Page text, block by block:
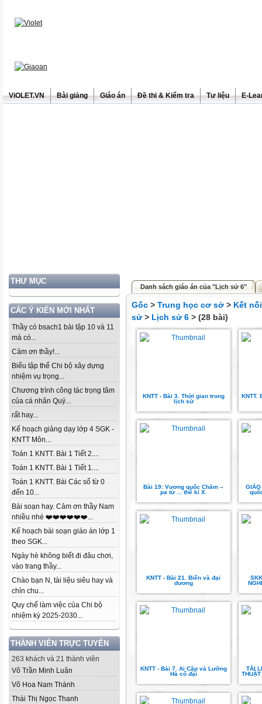
ViOLET.VN Bài giảng Giáo án Đề thi & Kiểm tra Tư liệu E-
THƯ MỤC
CÁC Ý KIẾN MỚI NHẤT
Thầy có bsach1 bài tập 10 và 11
mà có...
Cảm ơn thầy!...
Biểu tập thể Chi bộ xây dựng
nhiệm vụ trọng...
Chương trình công tác trọng tâm
của cá nhân Quý...
rất hay...
Kế hoạch giảng dạy lớp 4 SGK -
KNTT Môn...
Toán 1 KNTT. Bài 1 Tiết 2....
Toán 1 KNTT. Bài 1 Tiết 1....
Toán 1 KNTT. Bài Các số từ 0
đến 10...
Bài soạn hay. Cảm ơn thầy Nam
nhiều nhé ❤️❤️❤️❤️❤️❤️...
Kế hoạch bài soạn giáo án lớp 1
theo SGK...
Ngày hè không biết đi đâu chơi,
vào trang thầy...
Chào bạn N, tài liệu siêu hay và
chỉn chu...
Quy chế làm việc của Chi bộ
nhiệm kỳ 2025-2030...
THÀNH VIÊN TRỰC TUYẾN
263 khách và 21 thành viên
Võ Trần Minh Luân
Võ Hoa Nam Thành
Thái Thị Ngọc Thanh
Danh sách giáo án của "Lịch sử 6"
Gốc > Trung học cơ sở > Kết
sử> Lịch sử 6 > (28 bài)
KNTT - Bài 3. Thời gian trong
lịch sử
KNTT.
Bài 19: Vương quốc Chăm –
pa từ ... thế kỉ X.
KNTT - Bài 21. Biển và đại
dương
KNTT - Bài 7. Ai Cập và Lưỡng
Hà cổ đại
TÀI